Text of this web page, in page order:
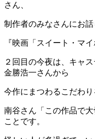
さん、
制作者のみなさんにお
『映画「スイート・マ
２回目の今夜は、キャ
金勝浩一さんから
今作にまつわるこだわり
南谷さん「この作品で
ことです。